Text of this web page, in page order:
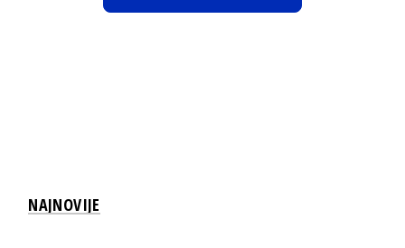
NAJNOVIJE